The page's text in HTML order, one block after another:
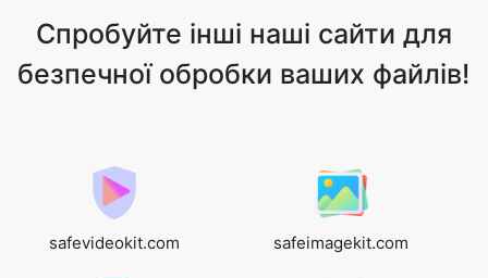
Спробуйте інші наші сайти для
безпечної обробки ваших файлів!
safevideokit.com safeimagekit.com